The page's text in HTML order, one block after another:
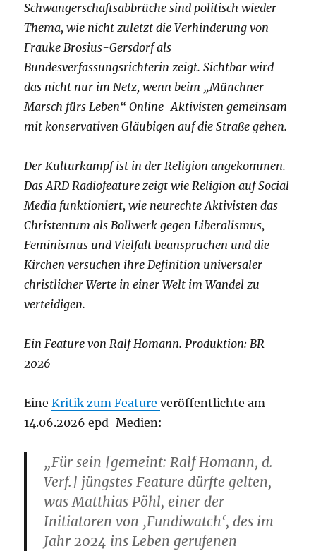
Schwangerschaftsabbrüche sind politisch wieder
Thema, wie nicht zuletzt die Verhinderung von
Frauke Brosius-Gersdorf als
Bundesverfassungsrichterin zeigt. Sichtbar wird
das nicht nur im Netz, wenn beim „Münchner
Marsch fürs Leben“ Online-Aktivisten gemeinsam
mit konservativen Gläubigen auf die Straße gehen.
Der Kulturkampf ist in der Religion angekommen.
Das ARD Radiofeature zeigt wie Religion auf Social
Media funktioniert, wie neurechte Aktivisten das
Christentum als Bollwerk gegen Liberalismus,
Feminismus und Vielfalt beanspruchen und die
Kirchen versuchen ihre Definition universaler
christlicher Werte in einer Welt im Wandel zu
verteidigen.
Ein Feature von Ralf Homann. Produktion: BR
2026
EineKritik zum Featureveröffentlichte am
14.06.2026 epd-Medien:
„Für sein [gemeint: Ralf Homann, d.
Verf.] jüngstes Feature dürfte gelten,
was Matthias Pöhl, einer der
Initiatoren von ‚Fundiwatch‘, des im
Jahr 2024 ins Leben gerufenen